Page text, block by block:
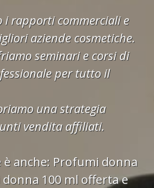
i rapporti commerciali e
aziende cosmetiche.
seminari e corsi di
per tutto il
una strategia
vendita affiliati.
anche: Profumi donna
100 ml offertae